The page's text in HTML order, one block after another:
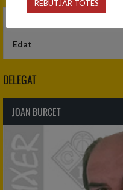
Edat
DELEGAT
JOAN BURCET
REBUTJAR TOTES